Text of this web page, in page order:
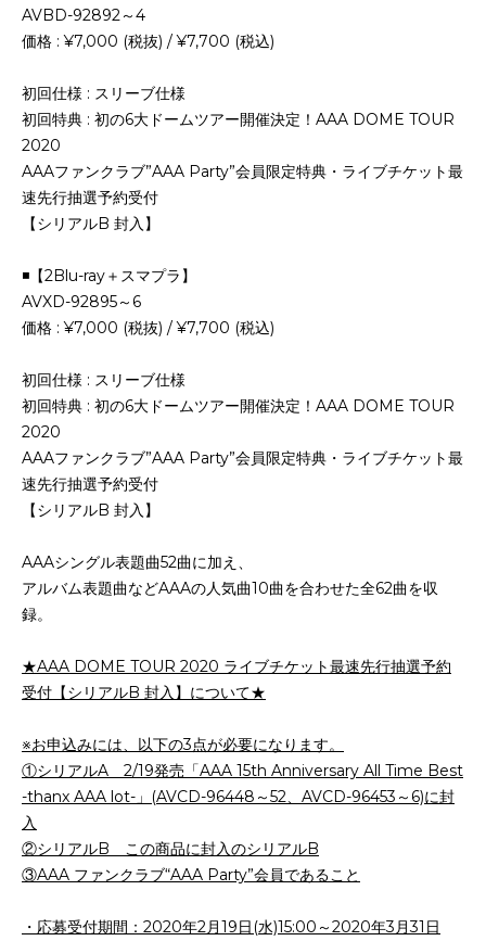
AVBD-92892～4
価格 : ¥7,000 (税抜) / ¥7,700 (税込)
初回仕様 : スリーブ仕様
初回特典 : 初の6大ドームツアー開催決定！AAA DOME TOUR
2020
AAAファンクラブ”AAA Party”会員限定特典・ライブチケット最
速先行抽選予約受付
【シリアルB 封入】
◾️【2Blu-ray＋スマプラ】
AVXD-92895～6
価格 : ¥7,000 (税抜) / ¥7,700 (税込)
初回仕様 : スリーブ仕様
初回特典 : 初の6大ドームツアー開催決定！AAA DOME TOUR
2020
AAAファンクラブ”AAA Party”会員限定特典・ライブチケット最
速先行抽選予約受付
【シリアルB 封入】
AAAシングル表題曲52曲に加え、
アルバム表題曲などAAAの人気曲10曲を合わせた全62曲を収
録。
★AAA DOME TOUR 2020 ライブチケット最速先行抽選予約
受付【シリアルB 封入】について★
※お申込みには、以下の3点が必要になります。
①シリアルA 2/19発売「AAA 15th Anniversary All Time Best
-thanx AAA lot-」(AVCD-96448～52、AVCD-96453～6)に封
入
②シリアルB この商品に封入のシリアルB
③AAA ファンクラブ“AAA Party”会員であること
・応募受付期間：2020年2月19日(水)15:00～2020年3月31日